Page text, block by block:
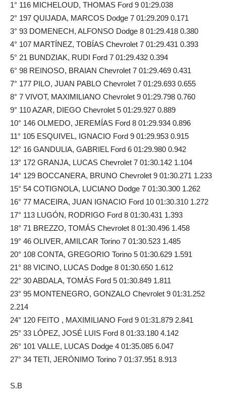
1° 116 MICHELOUD, THOMAS Ford 9 01:29.038
2° 197 QUIJADA, MARCOS Dodge 7 01:29.209 0.171
3° 93 DOMENECH, ALFONSO Dodge 8 01:29.418 0.380
4° 107 MARTÍNEZ, TOBÍAS Chevrolet 7 01:29.431 0.393
5° 21 BUNDZIAK, RUDI Ford 7 01:29.432 0.394
6° 98 REINOSO, BRAIAN Chevrolet 7 01:29.469 0.431
7° 177 PILO, JUAN PABLO Chevrolet 7 01:29.693 0.655
8° 7 VIVOT, MAXIMILIANO Chevrolet 9 01:29.798 0.760
9° 110 AZAR, DIEGO Chevrolet 5 01:29.927 0.889
10° 146 OLMEDO, JEREMÍAS Ford 8 01:29.934 0.896
11° 105 ESQUIVEL, IGNACIO Ford 9 01:29.953 0.915
12° 16 GANDULIA, GABRIEL Ford 6 01:29.980 0.942
13° 172 GRANJA, LUCAS Chevrolet 7 01:30.142 1.104
14° 129 BOCCANERA, BRUNO Chevrolet 9 01:30.271 1.233
15° 54 COTIGNOLA, LUCIANO Dodge 7 01:30.300 1.262
16° 77 MACEIRA, JUAN IGNACIO Ford 10 01:30.310 1.272
17° 113 LUGÓN, RODRIGO Ford 8 01:30.431 1.393
18° 71 BREZZO, TOMÁS Chevrolet 8 01:30.496 1.458
19° 46 OLIVER, AMILCAR Torino 7 01:30.523 1.485
20° 108 CONTA, GREGORIO Torino 5 01:30.629 1.591
21° 88 VICINO, LUCAS Dodge 8 01:30.650 1.612
22° 30 ABDALA, TOMÁS Ford 5 01:30.849 1.811
23° 95 MONTENEGRO, GONZALO Chevrolet 9 01:31.252
2.214
24° 120 FEITO , MAXIMILIANO Ford 9 01:31.879 2.841
25° 33 LÓPEZ, JOSÉ LUIS Ford 8 01:33.180 4.142
26° 101 VALLE, LUCAS Dodge 4 01:35.085 6.047
27° 34 TETI, JERÓNIMO Torino 7 01:37.951 8.913
S.B